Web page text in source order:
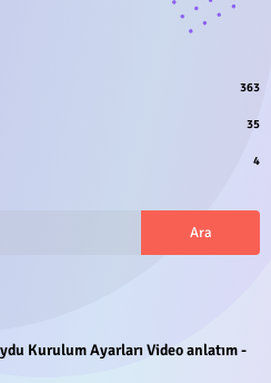
363
35
4
Kurulum Ayarları Video anlatım -